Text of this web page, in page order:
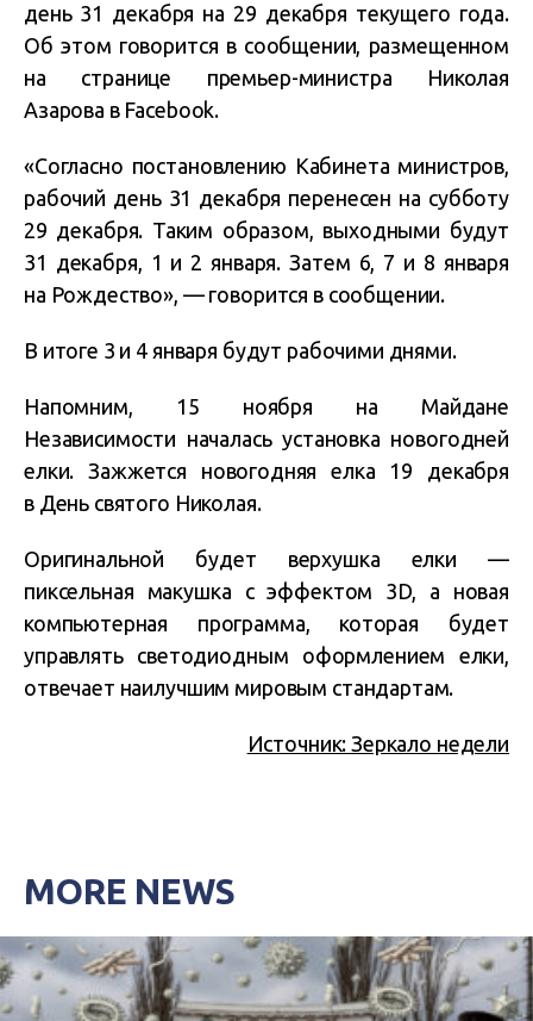
день 31 декабря на 29 декабря текущего года.
Об этом говорится в сообщении, размещенном
на странице премьер-министра Николая
Азарова в Facebook.
«Согласно постановлению Кабинета министров,
рабочий день 31 декабря перенесен на субботу
29 декабря. Таким образом, выходными будут
31 декабря, 1 и 2 января. Затем 6, 7 и 8 января
на Рождество», — говорится в сообщении.
В итоге 3 и 4 января будут рабочими днями.
Напомним, 15 ноября на Майдане
Независимости началась установка новогодней
елки. Зажжется новогодняя елка 19 декабря
в День святого Николая.
Оригинальной будет верхушка елки —
пиксельная макушка с эффектом 3D, а новая
компьютерная программа, которая будет
управлять светодиодным оформлением елки,
отвечает наилучшим мировым стандартам.
Источник: Зеркало недели
MORE NEWS